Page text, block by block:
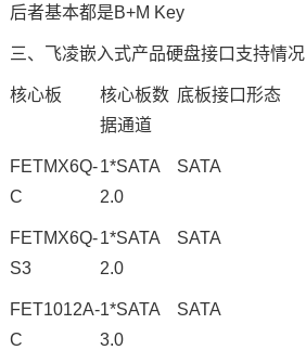
后者基本都是B+M Key
三、飞凌嵌入式产品硬盘接口支持情况
核心板
核心板数
据通道
底板接口形态
FETMX6Q-
C
1*SATA
2.0
SATA
FETMX6Q-
S3
1*SATA
2.0
SATA
FET1012A-
C
1*SATA
3.0
SATA